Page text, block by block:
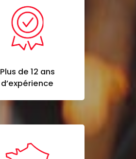
Plus de 12 ans
d’expérience